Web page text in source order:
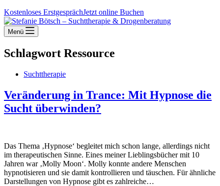
Kostenloses ErstgesprächJetzt online Buchen
Menü
Schlagwort Ressource
Suchttherapie
Veränderung in Trance: Mit Hypnose die
Sucht überwinden?
Das Thema ‚Hypnose‘ begleitet mich schon lange, allerdings nicht
im therapeutischen Sinne. Eines meiner Lieblingsbücher mit 10
Jahren war ‚Molly Moon‘. Molly konnte andere Menschen
hypnotisieren und sie damit kontrollieren und täuschen. Für ähnliche
Darstellungen von Hypnose gibt es zahlreiche…